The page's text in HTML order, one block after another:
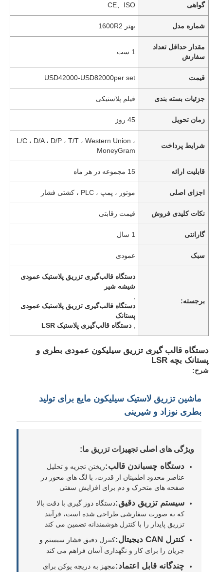
گواهی CE、ISO
شماره مدل بهتر 1600R2
مقدار حداقل تعداد
سفارش
1 ست
قیمت USD42000-USD82000per set
جزئیات بسته بندی فیلم پلاستیکی
زمان تحویل 45 روز
شرایط پرداخت
L/C ، D/A ، D/P ، T/T ، Western Union ،
MoneyGram
قابلیت ارائه 15 مجموعه در هر ماه
اجزای اصلی موتور ، پمپ ، PLC ، کشتی فشار
نکات کلیدی فروش قیمت رقابتی
گارانتی 1 سال
سبک عمودی
برجسته:
دستگاه قالب‌گیری تزریق پلاستیک عمودی
شیشه شیر
دستگاه قالب‌گیری تزریق پلاستیک عمودی
پستانک
,دستگاه قالب‌گیری پلاستیک LSR
دستگاه قالب گیری تزریق سیلیکون عمودی بطری و
پستانک بچه LSR
شرح:
ماشین تزریق لاستیک سیلیکون مایع برای تولید
بطری نوزاد و شیرینی
ویژگی های اصلی تجهیزات تزریق ما:
دستگاه چسباندن قالب:ریختن تجزیه و تحلیل
عناصر محدود اطمینان از قدرت، با لگ های محور در
صفحه های متحرک و دم برای افزایش سفتی
سیستم تزریق دقیق:دستگاه دوز گیری با دقت بالا
که به صورت سفارشی طراحی شده است، فرآیند
تزریق پایدار را با کنترل هوشمندانه تضمین می کند
کنترل CAN دیجیتال:
کنترل دقیق فشار سیستم و
جریان را برای کار و نگهداری آسان فراهم می کند
چندگانه قابل اعتماد:مجهز به دریچه یوکن برای